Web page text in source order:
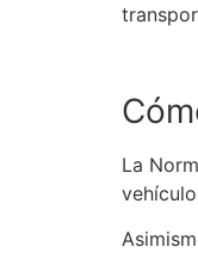
La